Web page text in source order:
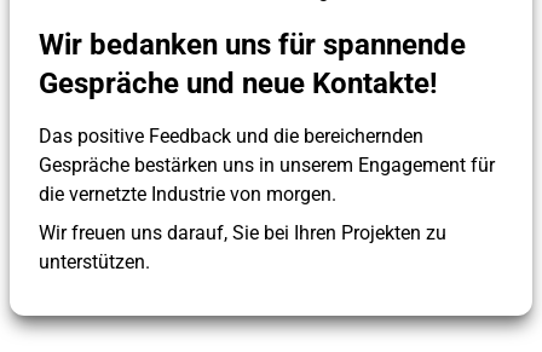
Wir bedanken uns für spannende
Gespräche und neue Kontakte!
Das positive Feedback und die bereichernden
Gespräche bestärken uns in unserem Engagement für
die vernetzte Industrie von morgen.
Wir freuen uns darauf, Sie bei Ihren Projekten zu
unterstützen.